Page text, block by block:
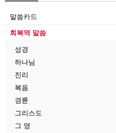
말씀카드
회복역 말씀
성경
하나님
진리
복음
경륜
그리스도
그 영